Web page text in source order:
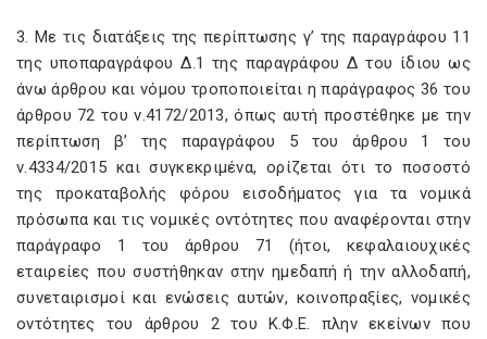
3. Με τις διατάξεις της περίπτωσης γ’ της παραγράφου 11
της υποπαραγράφου Δ.1 της παραγράφου Δ του ίδιου ως
άνω άρθρου και νόμου τροποποιείται η παράγραφος 36 του
άρθρου 72 του ν.4172/2013, όπως αυτή προστέθηκε με την
περίπτωση β’ της παραγράφου 5 του άρθρου 1 του
ν.4334/2015 και συγκεκριμένα, ορίζεται ότι το ποσοστό
της προκαταβολής φόρου εισοδήματος για τα νομικά
πρόσωπα και τις νομικές οντότητες που αναφέρονται στην
παράγραφο 1 του άρθρου 71 (ήτοι, κεφαλαιουχικές
εταιρείες που συστήθηκαν στην ημεδαπή ή την αλλοδαπή,
συνεταιρισμοί και ενώσεις αυτών, κοινοπραξίες, νομικές
οντότητες του άρθρου 2 του Κ.Φ.Ε. πλην εκείνων που